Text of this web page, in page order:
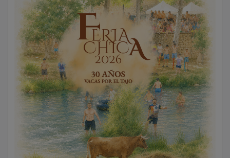
La Feria de las Asociaciones refleja también el
compromiso del Ayuntamiento de Guadalajara con el
fortalecimiento del tejido participativo. En este
sentido, el Consistorio ha incrementado este año la
subvención destinada a asociaciones en un 9,70 %,
alcanzando los 60.000 euros y contando con otros
64.000 euros para asociaciones sociosanitarias, con el
objetivo de seguir apoyando su actividad y fomentar
su crecimiento.
PUBLICIDAD